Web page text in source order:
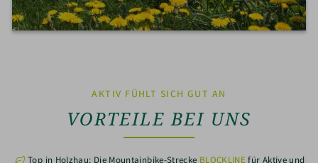
AKTIV FÜHLT SICH GUT AN
VORTEILE BEI UNS
Top in Holzhau: Die Mountainbike-Strecke BLOCKLINEfür Aktive und